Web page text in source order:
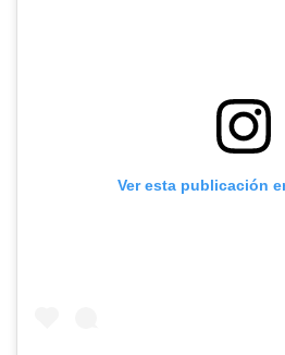
Ver esta publicación